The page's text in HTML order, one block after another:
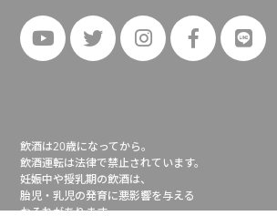
飲酒は20歳になってから。
飲酒運転は法律で禁止されています。
妊娠中や授乳期の飲酒は、
胎児・乳児の発育に悪影響を与える
おそれがあります。